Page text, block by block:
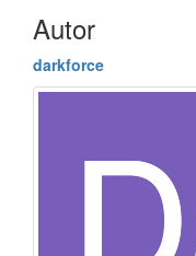
Autor
darkforce